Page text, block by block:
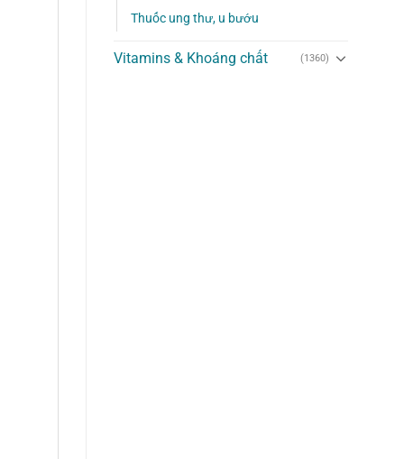
Thuốc ung thư, u bướu
Vitamins & Khoáng chất (1360)